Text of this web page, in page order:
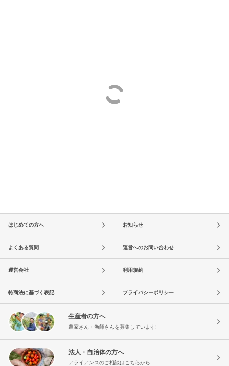
はじめての方へ お知らせ
よくある質問 運営へのお問い合わせ
運営会社 利用規約
特商法に基づく表記 プライバシーポリシー
生産者の方へ
農家さん・漁師さんを募集しています!
法人・自治体の方へ
アライアンスのご相談はこちらから